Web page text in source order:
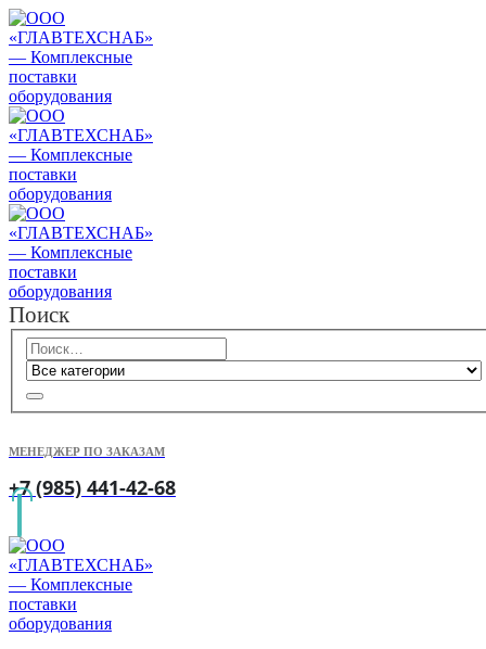
Поиск
МЕНЕДЖЕР ПО ЗАКАЗАМ
+7 (985) 441-42-68